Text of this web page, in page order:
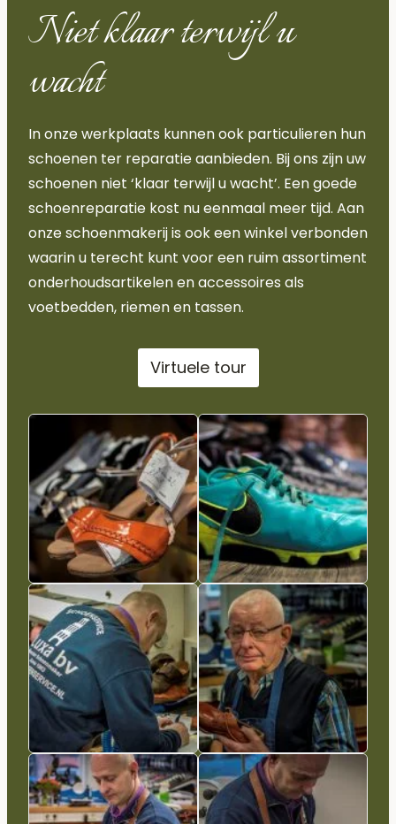
Niet klaar terwijl u
wacht
In onze werkplaats kunnen ook particulieren hun
schoenen ter reparatie aanbieden. Bij ons zijn uw
schoenen niet ‘klaar terwijl u wacht’. Een goede
schoenreparatie kost nu eenmaal meer tijd. Aan
onze schoenmakerij is ook een winkel verbonden
waarin u terecht kunt voor een ruim assortiment
onderhoudsartikelen en accessoires als
voetbedden, riemen en tassen.
Virtuele tour